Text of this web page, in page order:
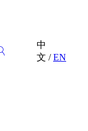
中
文 /EN